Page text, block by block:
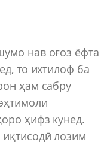
нав оғоз ёфта
то ихтилоф ба
ҳам сабру
ҳифз кунед.
лозим